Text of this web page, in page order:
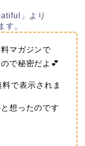
」より
す。
マガジンで
で秘密だよ💕
で表示されま
想ったのです